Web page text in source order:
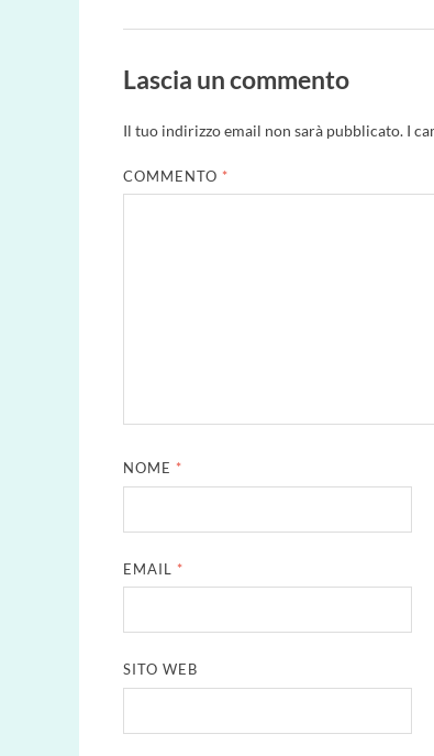
Lascia un commento
Il tuo indirizzo email non sarà pubblicato. I
COMMENTO *
NOME *
EMAIL *
SITO WEB